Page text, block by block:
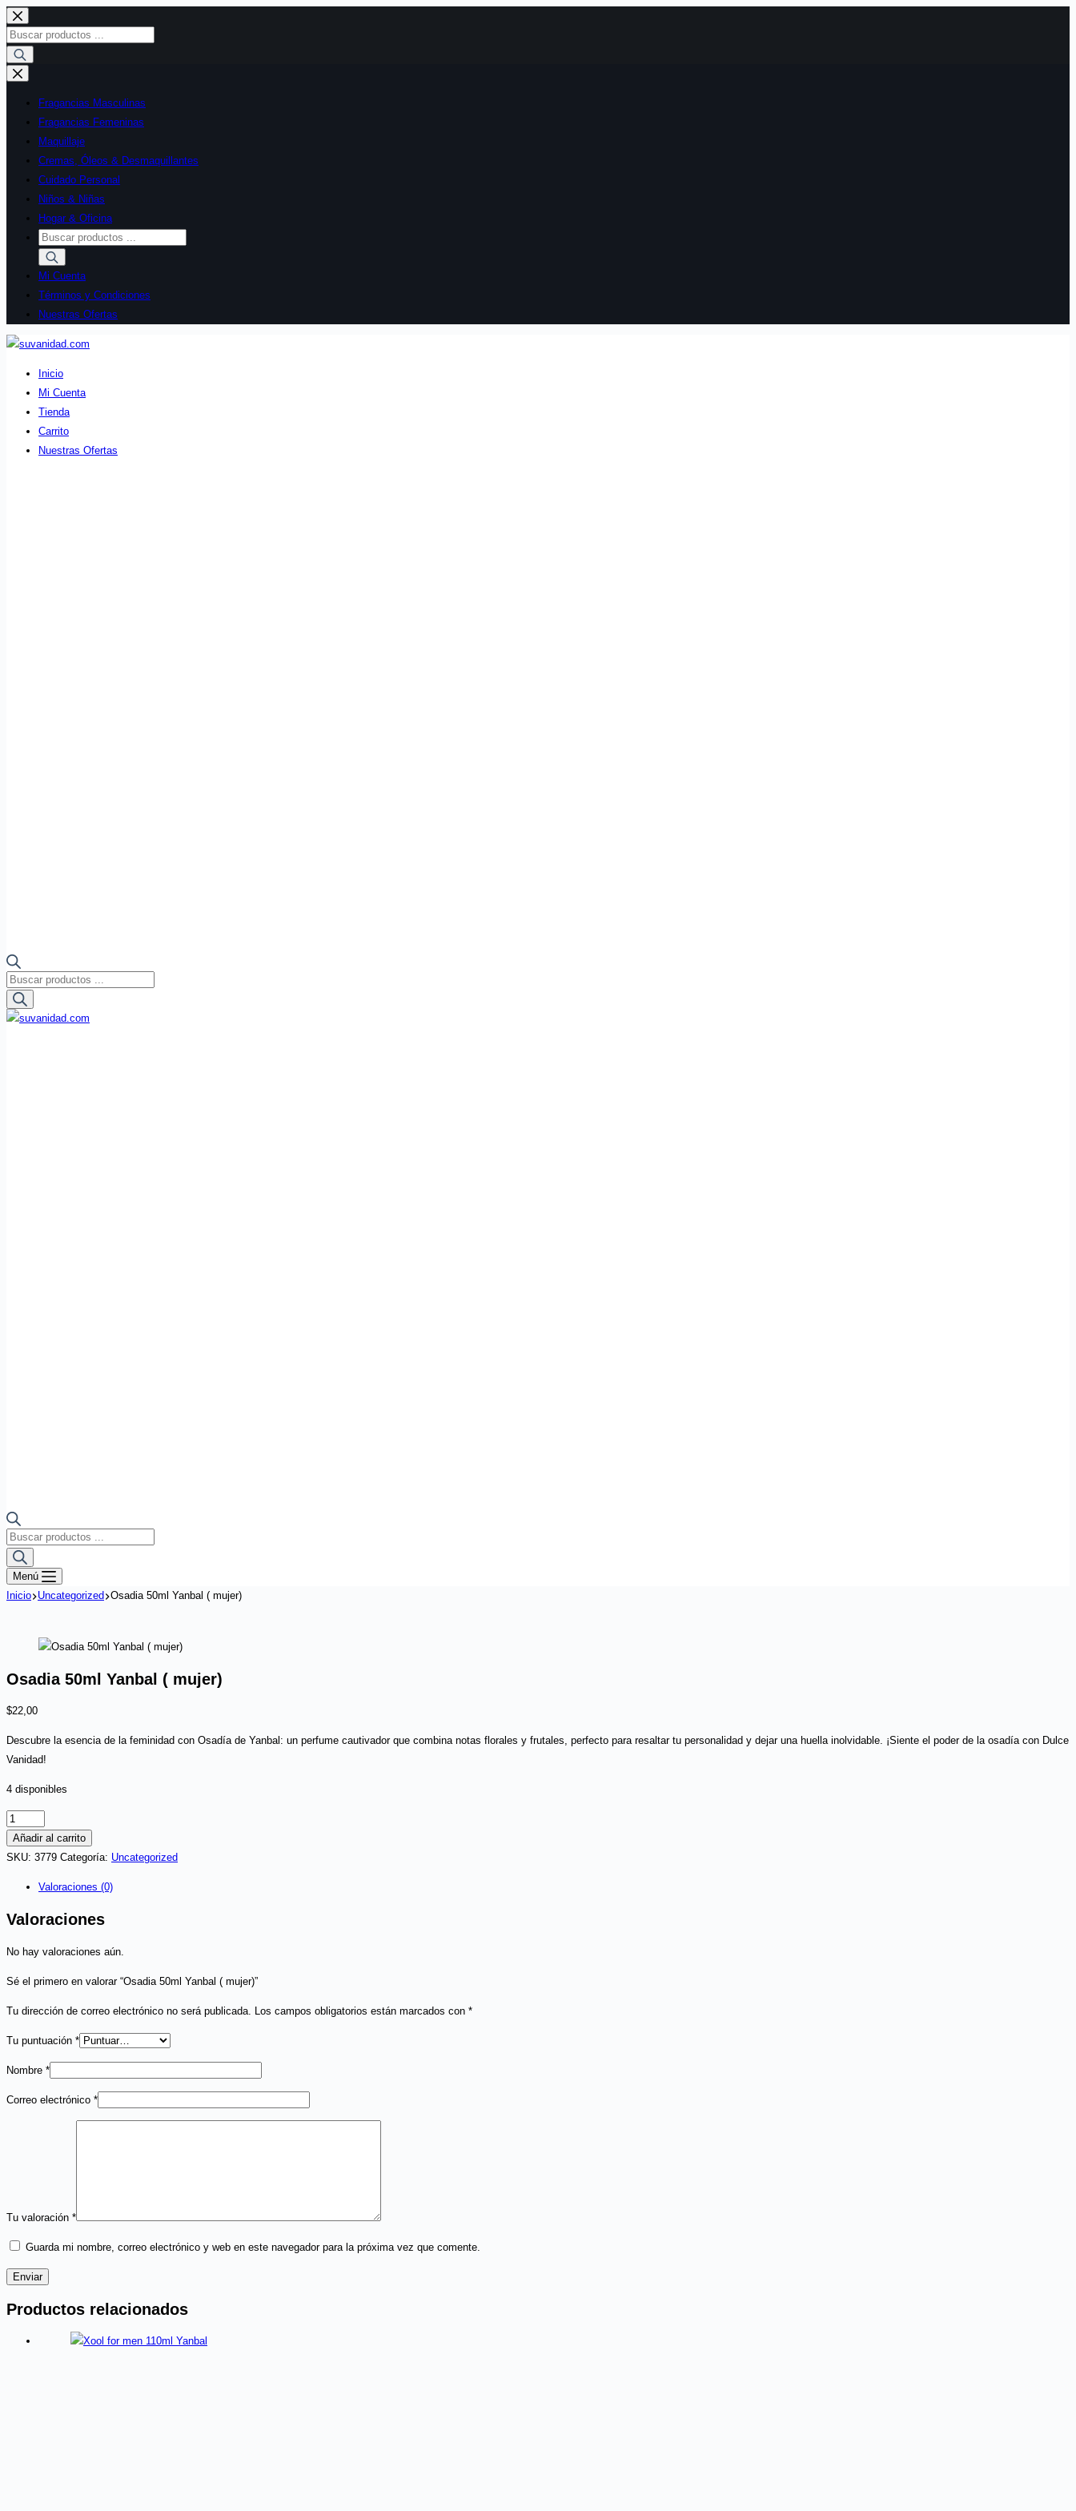
Saltar
al
contenido
Búsqueda
de
productos
Fragancias Masculinas
Fragancias Femeninas
Maquillaje
Cremas, Óleos & Desmaquillantes
Cuidado Personal
Niños & Niñas
Hogar & Oficina
Búsqueda
de
productos
Mi Cuenta
Términos y Condiciones
Nuestras Ofertas
Inicio
Mi Cuenta
Tienda
Carrito
Nuestras Ofertas
Búsqueda
de
productos
Búsqueda
de
productos
Menú
Inicio Uncategorized Osadia 50ml Yanbal ( mujer)
Osadia 50ml Yanbal ( mujer)
$22,00
Descubre la esencia de la feminidad con Osadía de Yanbal: un perfume cautivador que combina notas florales y frutales, perfecto para resaltar tu personalidad y dejar una huella inolvidable. ¡Siente el poder de la osadía con Dulce
Vanidad!
4 disponibles
Osadia
50ml
Yanbal
cantidad
Añadir al carrito
SKU: 3779 Categoría: Uncategorized
Valoraciones (0)
Valoraciones
No hay valoraciones aún.
Sé el primero en valorar “Osadia 50ml Yanbal ( mujer)”
Tu dirección de correo electrónico no será publicada. Los campos obligatorios están marcados con *
Tu puntuación *
Nombre *
Correo electrónico *
Tu valoración *
Guarda mi nombre, correo electrónico y web en este navegador para la próxima vez que comente.
Enviar
Productos relacionados